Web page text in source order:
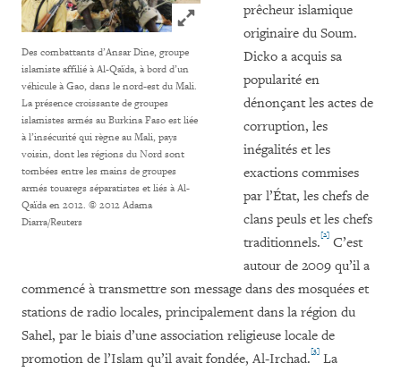
Click to expand Image
Des combattants d’Ansar Dine, groupe
islamiste affilié à Al-Qaïda, à bord d’un
véhicule à Gao, dans le nord-est du Mali.
La présence croissante de groupes
islamistes armés au Burkina Faso est liée
à l’insécurité qui règne au Mali, pays
voisin, dont les régions du Nord sont
tombées entre les mains de groupes
armés touaregs séparatistes et liés à Al-
Qaïda en 2012. © 2012 Adama
Diarra/Reuters
prêcheur islamique
originaire du Soum.
Dicko a acquis sa
popularité en
dénonçant les actes de
corruption, les
inégalités et les
exactions commises
par l’État, les chefs de
clans peuls et les chefs
traditionnels.[2] C’est
autour de 2009 qu’il a
commencé à transmettre son message dans des mosquées et
stations de radio locales, principalement dans la région du
Sahel, par le biais d’une association religieuse locale de
promotion de l’Islam qu’il avait fondée, Al-Irchad.[3] La